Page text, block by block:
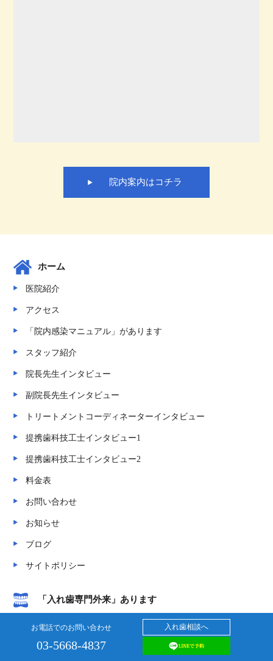
院内案内はコチラ
ホーム
医院紹介
アクセス
「院内感染マニュアル」があります
スタッフ紹介
院長先生インタビュー
副院長先生インタビュー
トリートメントコーディネーターインタビュー
提携歯科技工士インタビュー1
提携歯科技工士インタビュー2
料金表
お問い合わせ
お知らせ
ブログ
サイトポリシー
「入れ歯専門外来」あります
他院の入れ歯の調整・修理、承ります！
保険の入れ歯もしっかり作ります
お電話でのお問い合わせ
03-5668-4837
入れ歯相談へ